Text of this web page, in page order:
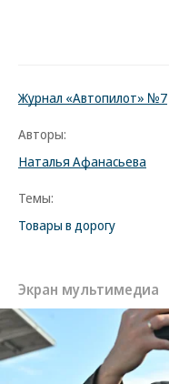
Журнал «Автопилот» №7
Авторы:
Наталья Афанасьева
Темы:
Товары в дорогу
Экран мультимедиа